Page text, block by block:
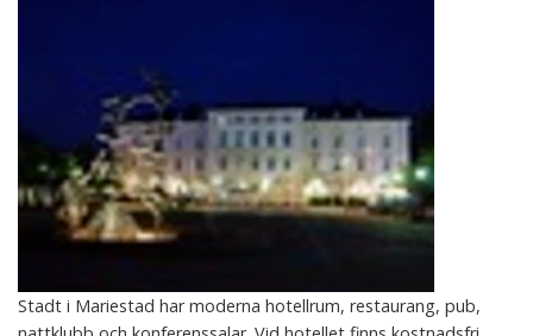
Stadt i Mariestad har moderna hotellrum, restaurang, pub,